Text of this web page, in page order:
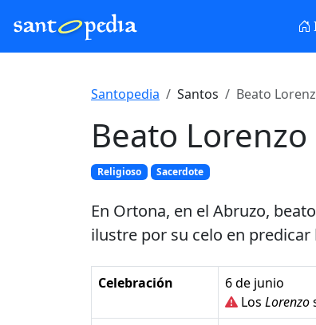
Santopedia Santos Beato
Beato
Religioso Sacerdote
En Ortona, en el Abruzo,
ilustre por su celo en predicar
Celebración 6 de junio
Los Lorenzo